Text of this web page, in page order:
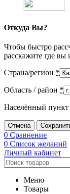
Откуда Вы?
Чтобы быстро
расскажите где вы
Страна/регион *
Область / район *
Населённый пункт
Отмена
0 Сравнение
0 Список желаний
Личный кабинет
Меню
Товары